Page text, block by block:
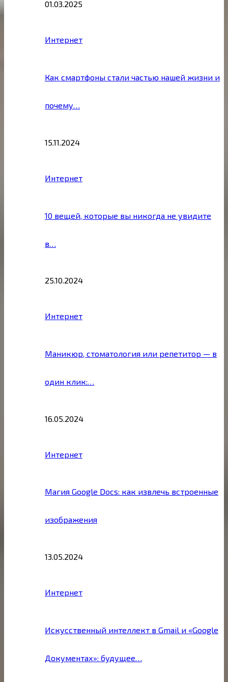
01.03.2025
Интернет
Как смартфоны стали частью нашей жизни и
почему…
15.11.2024
Интернет
10 вещей, которые вы никогда не увидите
в…
25.10.2024
Интернет
Маникюр, стоматология или репетитор — в
один клик:…
16.05.2024
Интернет
Магия Google Docs: как извлечь встроенные
изображения
13.05.2024
Интернет
Искусственный интеллект в Gmail и «Google
Документах»: будущее…